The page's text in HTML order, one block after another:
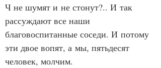
Ч не шумят и не стонут?.. И так
рассуждают все наши
благовоспитанные соседи. И потому
эти двое вопят, а мы, пятьдесят
человек, молчим.